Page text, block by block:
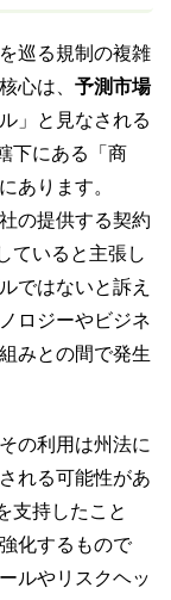
を巡る規制の複雑
心は、 予測市場
」と見なされる
下にある「商
あります。
の提供する契約
ていると主張し
ではないと訴え
ロジーやビジネ
みとの間で発生
の利用は州法に
れる可能性があ
支持したこと
化するもので
ルやリスクヘッ